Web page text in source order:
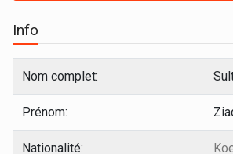
Info
Nom complet:
Prénom:
Nationalité: